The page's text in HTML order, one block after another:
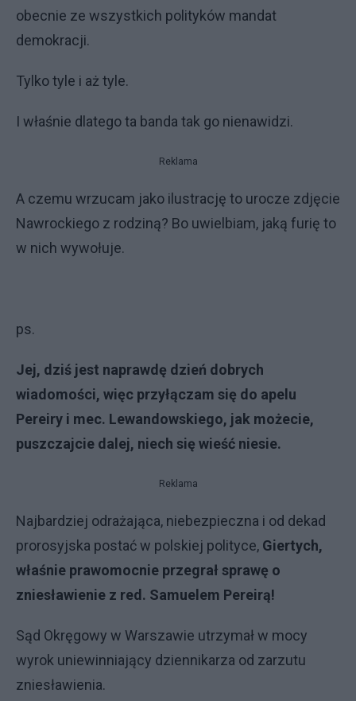
obecnie ze wszystkich polityków mandat
demokracji.
Tylko tyle i aż tyle.
I właśnie dlatego ta banda tak go nienawidzi.
Reklama
A czemu wrzucam jako ilustrację to urocze zdjęcie
Nawrockiego z rodziną? Bo uwielbiam, jaką furię to
w nich wywołuje.
ps.
Jej, dziś jest naprawdę dzień dobrych
wiadomości, więc przyłączam się do apelu
Pereiry i mec. Lewandowskiego, jak możecie,
puszczajcie dalej, niech się wieść niesie.
Reklama
Najbardziej odrażająca, niebezpieczna i od dekad
prorosyjska postać w polskiej polityce, Giertych,
właśnie prawomocnie przegrał sprawę o
zniesławienie z red. Samuelem Pereirą!
Sąd Okręgowy w Warszawie utrzymał w mocy
wyrok uniewinniający dziennikarza od zarzutu
zniesławienia.